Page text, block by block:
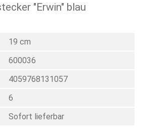
"Erwin" blau
19 cm
600036
4059768131057
6
Sofort lieferbar